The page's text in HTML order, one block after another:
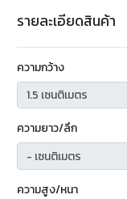
รายละเอียดสินค้า
ความกว้าง
ความยาว/ลึก
ความสูง/หนา